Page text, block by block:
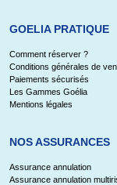
GOELIA PRATIQUE
Comment réserver ?
Conditions générales de
Paiements sécurisés
Les Gammes Goélia
Mentions légales
NOS ASSURANCES
Assurance annulation
Assurance annulation